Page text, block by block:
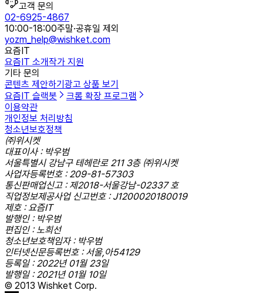
고객 문의
02-6925-4867
10:00-18:00주말·공휴일 제외
yozm_help@wishket.com
요즘IT
요즘IT 소개작가 지원
기타 문의
콘텐츠 제안하기 광고 상품 보기
요즘IT 슬랙봇
크롬 확장 프로그램
이용약관
개인정보 처리방침
청소년보호정책
㈜위시켓
대표이사 : 박우범
서울특별시 강남구 테헤란로 211 3층 ㈜위시켓
사업자등록번호 : 209-81-57303
통신판매업신고 : 제2018-서울강남-02337 호
직업정보제공사업 신고번호 : J1200020180019
제호 : 요즘IT
발행인 : 박우범
편집인 : 노희선
청소년보호책임자 : 박우범
인터넷신문등록번호 : 서울,아54129
등록일 : 2022년 01월 23일
발행일 : 2021년 01월 10일
© 2013 Wishket Corp.